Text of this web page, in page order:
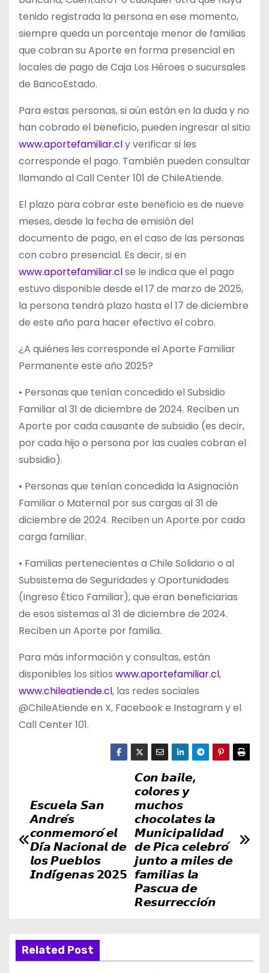
tenido registrada la persona en ese momento,
siempre queda un porcentaje menor de familias
que cobran su Aporte en forma presencial en
locales de pago de Caja Los Héroes o sucursales
de BancoEstado.
Para estas personas, si aún están en la duda y no
han cobrado el beneficio, pueden ingresar al sitio
www.aportefamiliar.cly verificar si les
corresponde el pago. También pueden consultar
llamando al Call Center 101 de ChileAtiende.
El plazo para cobrar este beneficio es de nueve
meses, desde la fecha de emisión del
documento de pago, en el caso de las personas
con cobro presencial. Es decir, si en
www.aportefamiliar.clse le indica que el pago
estuvo disponible desde el 17 de marzo de 2025,
la persona tendrá plazo hasta el 17 de diciembre
de este año para hacer efectivo el cobro.
¿A quiénes les corresponde el Aporte Familiar
Permanente este año 2025?
• Personas que tenían concedido el Subsidio
Familiar al 31 de diciembre de 2024. Reciben un
Aporte por cada causante de subsidio (es decir,
por cada hijo o persona por las cuales cobran el
subsidio).
• Personas que tenían concedida la Asignación
Familiar o Maternal por sus cargas al 31 de
diciembre de 2024. Reciben un Aporte por cada
carga familiar.
• Familias pertenecientes a Chile Solidario o al
Subsistema de Seguridades y Oportunidades
(Ingreso Ético Familiar), que eran beneficiarias
de esos sistemas al 31 de diciembre de 2024.
Reciben un Aporte por familia.
Para más información y consultas, están
disponibles los sitios www.aportefamiliar.cl,
www.chileatiende.cl, las redes sociales
@ChileAtiende en X, Facebook e Instagram y el
Call Center 101.
v
c
i
𝘾𝙤𝙣 𝙗𝙖𝙞𝙡𝙚,
𝙘𝙤𝙡𝙤𝙧𝙚𝙨 𝙮
𝙢𝙪𝙘𝙝𝙤𝙨
𝙘𝙝𝙤𝙘𝙤𝙡𝙖𝙩𝙚𝙨 𝙡𝙖
𝙈𝙪𝙣𝙞𝙘𝙞𝙥𝙖𝙡𝙞𝙙𝙖𝙙
𝙙𝙚 𝙋𝙞𝙘𝙖 𝙘𝙚𝙡𝙚𝙗𝙧𝙤́
𝙟𝙪𝙣𝙩𝙤 𝙖 𝙢𝙞𝙡𝙚𝙨 𝙙𝙚
𝙛𝙖𝙢𝙞𝙡𝙞𝙖𝙨 𝙡𝙖
𝙋𝙖𝙨𝙘𝙪𝙖 𝙙𝙚
𝙍𝙚𝙨𝙪𝙧𝙧𝙚𝙘𝙘𝙞𝙤́𝙣
𝙀𝙨𝙘𝙪𝙚𝙡𝙖 𝙎𝙖𝙣
𝘼𝙣𝙙𝙧𝙚́𝙨
𝙘𝙤𝙣𝙢𝙚𝙢𝙤𝙧𝙤́ 𝙚𝙡
𝘿𝙞́𝙖 𝙉𝙖𝙘𝙞𝙤𝙣𝙖𝙡 𝙙𝙚
𝙡𝙤𝙨 𝙋𝙪𝙚𝙗𝙡𝙤𝙨
𝙄𝙣𝙙𝙞́𝙜𝙚𝙣𝙖𝙨 𝟮𝟬𝟮𝟱
Related Post